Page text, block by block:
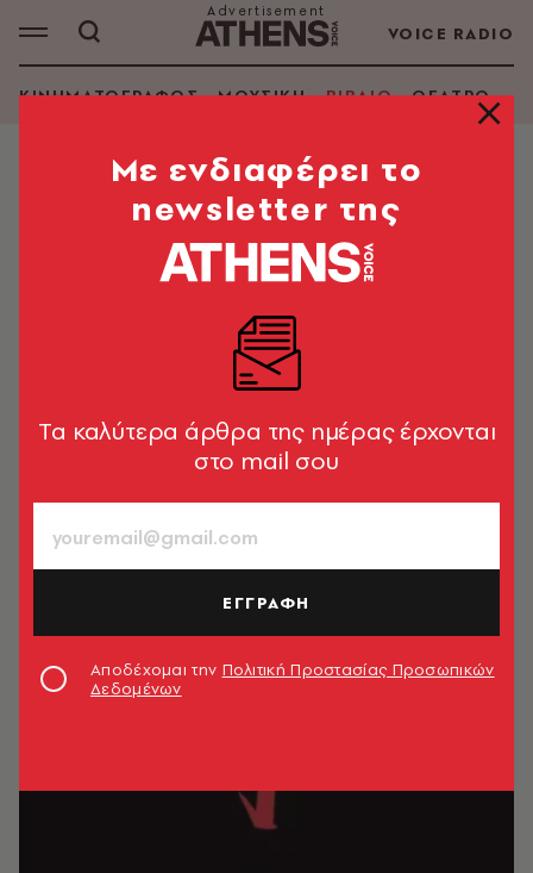
VOICE RADIO
ΚΙΝΗΜΑΤΟΓΡΑΦΟΣ ΜΟΥΣΙΚΗ ΒΙΒΛΙΟ ΘΕΑΤΡΟ -
ΡΟΜΠΕΡΤ ΒΑΝ ΓΚΟΥΛΙΚ
ΑΝΑΖΗΤΗΣΗ ΒΙΒΛΙΟΥ
Mε ενδιαφέρει το
newsletter της
Tα καλύτερα άρθρα της ημέρας έρχονται
στο mail σου
ΕΓΓΡΑΦΗ
Αποδέχομαι την Πολιτική Προστασίας Προσωπικών
Δεδομένων